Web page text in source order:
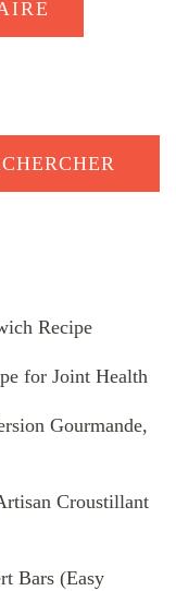
Recipe
for Joint Health
Gourmande,
Croustillant
Bars (Easy